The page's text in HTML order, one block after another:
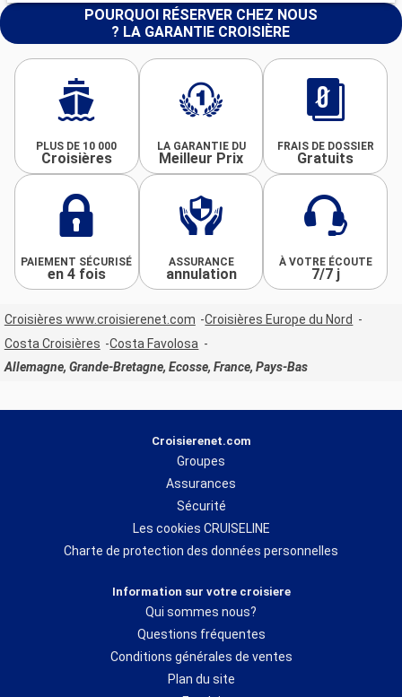
POURQUOI RÉSERVER CHEZ NOUS
? LA GARANTIE CROISIÈRE
PLUS DE 10 000
Croisières
LA GARANTIE DU
Meilleur Prix
FRAIS DE DOSSIER
Gratuits
PAIEMENT SÉCURISÉ
en 4 fois
ASSURANCE
annulation
À VOTRE ÉCOUTE
7/7 j
Croisières www.croisierenet.com
Croisières Europe du Nord
Costa Croisières
Costa Favolosa
Allemagne, Grande-Bretagne, Ecosse, France, Pays-Bas
Croisierenet.com
Groupes
Assurances
Sécurité
Les cookies CRUISELINE
Charte de protection des données personnelles
Information sur votre croisiere
Qui sommes nous?
Questions fréquentes
Conditions générales de ventes
Plan du site